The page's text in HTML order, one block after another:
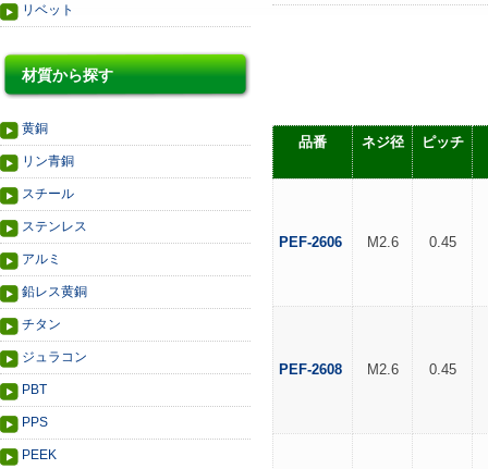
リベット
材質から探す
黄銅
リン青銅
スチール
ステンレス
アルミ
鉛レス黄銅
チタン
ジュラコン
PBT
PPS
PEEK
品番 ネジ径 ピッチ
PEF-2606 M2.6 0.45
PEF-2608 M2.6 0.45